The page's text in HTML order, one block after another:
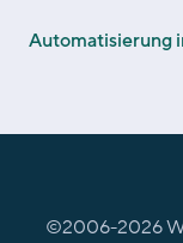
Automatisierung
©2006-2026